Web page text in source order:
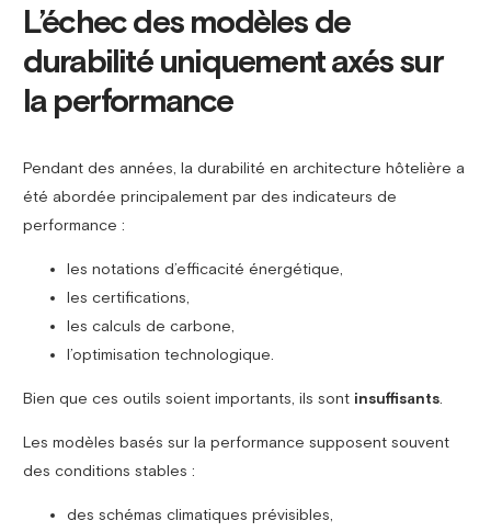
L’échec des modèles de
durabilité uniquement axés sur
la performance
Pendant des années, la durabilité en architecture hôtelière a
été abordée principalement par des indicateurs de
performance :
les notations d’efficacité énergétique,
les certifications,
les calculs de carbone,
l’optimisation technologique.
Bien que ces outils soient importants, ils sont insuffisants.
Les modèles basés sur la performance supposent souvent
des conditions stables :
des schémas climatiques prévisibles,